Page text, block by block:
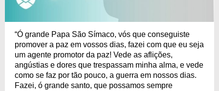
“Ó grande Papa São Símaco, vós que conseguiste
promover a paz em vossos dias, fazei com que eu seja
um agente promotor da paz! Vede as aflições,
angústias e dores que trespassam minha alma, e vede
como se faz por tão pouco, a guerra em nossos dias.
Fazei, ó grande santo, que possamos sempre